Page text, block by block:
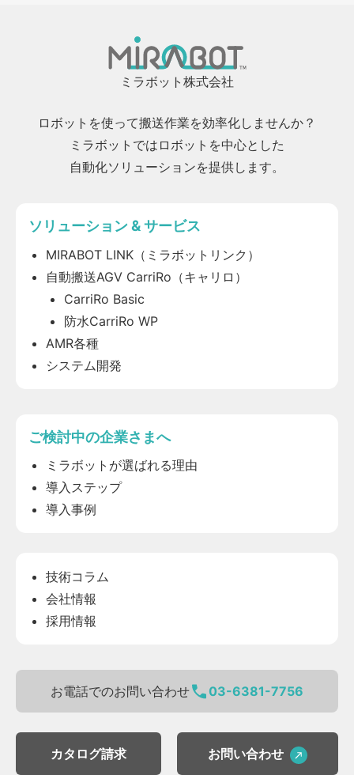
ミラボット株式会社
ロボットを使って搬送作業を効率化しませんか？
ミラボットではロボットを中心とした
自動化ソリューションを提供します。
ソリューション & サービス
MIRABOT LINK（ミラボットリンク）
自動搬送AGV CarriRo（キャリロ）
CarriRo Basic
防水CarriRo WP
AMR各種
システム開発
ご検討中の企業さまへ
ミラボットが選ばれる理由
導入ステップ
導入事例
技術コラム
会社情報
採用情報
お電話でのお問い合わせ 03-6381-7756
カタログ請求 お問い合わせ